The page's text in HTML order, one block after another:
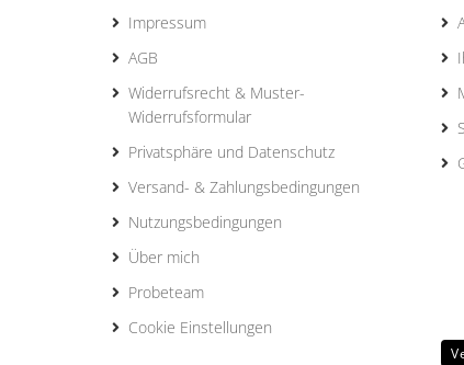
Impressum
AGB
Widerrufsrecht & Muster-
Widerrufsformular
Privatsphäre und Datenschutz
Versand- & Zahlungsbedingungen
Nutzungsbedingungen
Über mich
Probeteam
Cookie Einstellungen